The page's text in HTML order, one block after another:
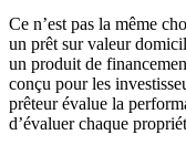
Ce n’est pas la même
un prêt sur valeur
un produit de
conçu pour les
prêteur évalue la
d’évaluer chaque